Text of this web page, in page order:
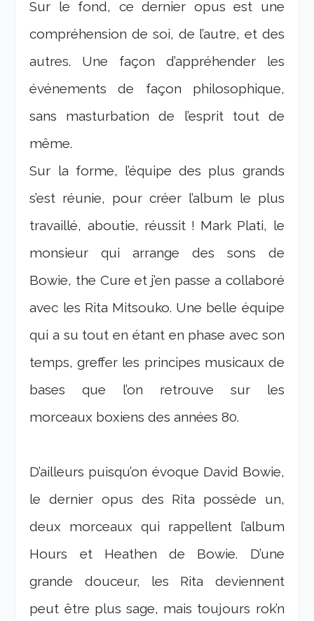
Sur le fond, ce dernier opus est une
compréhension de soi, de l’autre, et des
autres. Une façon d’appréhender les
événements de façon philosophique,
sans masturbation de l’esprit tout de
même.
Sur la forme, l’équipe des plus grands
s’est réunie, pour créer l’album le plus
travaillé, aboutie, réussit ! Mark Plati, le
monsieur qui arrange des sons de
Bowie, the Cure et j’en passe a collaboré
avec les Rita Mitsouko. Une belle équipe
qui a su tout en étant en phase avec son
temps, greffer les principes musicaux de
bases que l’on retrouve sur les
morceaux boxiens des années 80.
D’ailleurs puisqu’on évoque David Bowie,
le dernier opus des Rita possède un,
deux morceaux qui rappellent l’album
Hours et Heathen de Bowie. D’une
grande douceur, les Rita deviennent
peut être plus sage, mais toujours rok’n